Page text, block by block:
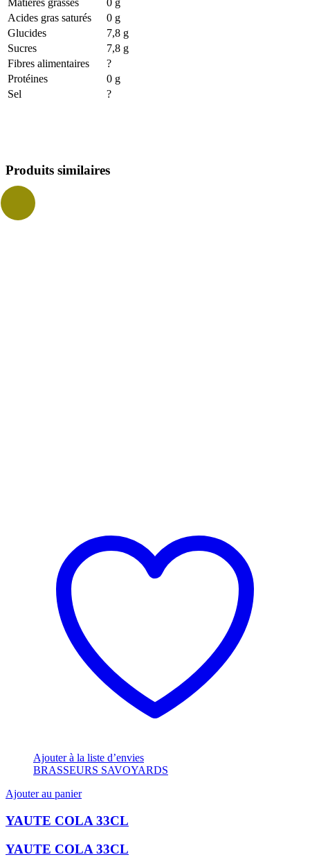
Acides gras saturés
0 g
Glucides
7,8 g
Sucres
7,8 g
Fibres alimentaires
?
Protéines
0 g
Sel
?
Produits similaires
Ajouter à la liste d’envies
BRASSEURS SAVOYARDS
Ajouter au panier
YAUTE COLA 33CL
YAUTE COLA 33CL